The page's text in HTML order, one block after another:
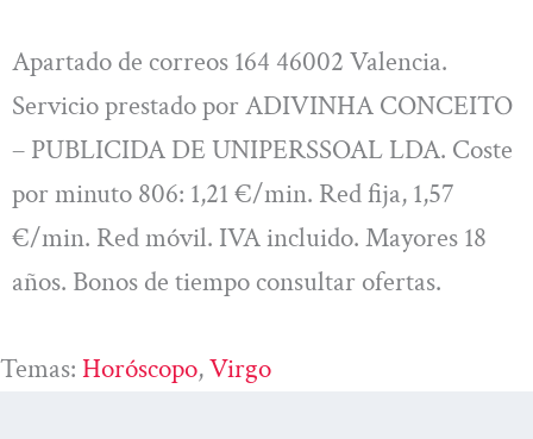
Apartado de correos 164 46002 Valencia.
Servicio prestado por ADIVINHA CONCEITO
– PUBLICIDA DE UNIPERSSOAL LDA. Coste
por minuto 806: 1,21 €/min. Red fija, 1,57
€/min. Red móvil. IVA incluido. Mayores 18
años. Bonos de tiempo consultar ofertas.
Temas: Horóscopo, Virgo